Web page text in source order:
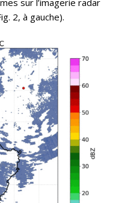
sur l’imagerie radar
2, à gauche).